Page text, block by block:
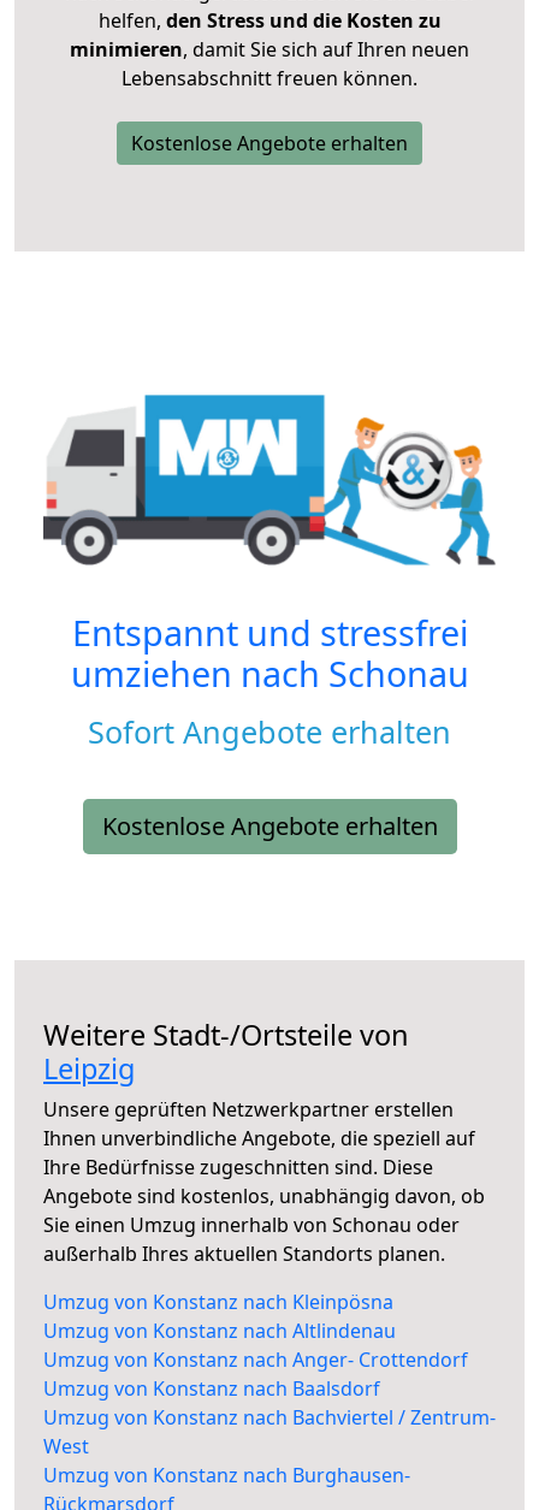
helfen, den Stress und die Kosten zu
minimieren, damit Sie sich auf Ihren neuen
Lebensabschnitt freuen können.
Kostenlose Angebote erhalten
Entspannt und stressfrei
umziehen nach Schonau
Sofort Angebote erhalten
Kostenlose Angebote erhalten
Weitere Stadt-/Ortsteile von
Leipzig
Unsere geprüften Netzwerkpartner erstellen
Ihnen unverbindliche Angebote, die speziell auf
Ihre Bedürfnisse zugeschnitten sind. Diese
Angebote sind kostenlos, unabhängig davon, ob
Sie einen Umzug innerhalb von Schonau oder
außerhalb Ihres aktuellen Standorts planen.
Umzug von Konstanz nach Kleinpösna
Umzug von Konstanz nach Altlindenau
Umzug von Konstanz nach Anger- Crottendorf
Umzug von Konstanz nach Baalsdorf
Umzug von Konstanz nach Bachviertel / Zentrum-
West
Umzug von Konstanz nach Burghausen-
Rückmarsdorf